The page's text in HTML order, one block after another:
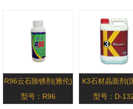
R96云石除锈剂(雅伦)
型号：R96
K3石材晶面剂(
型号：D-